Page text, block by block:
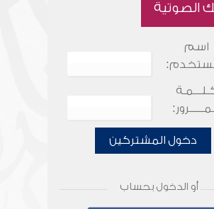
الصوتية
اسم
دخول المشتركين
أو الدخول بحساب